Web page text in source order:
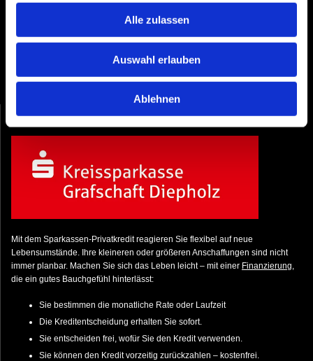
Alle zulassen
Auswahl erlauben
Ablehnen
Fr. von 09.30 - 12.30 & 15:00 - 18:00Uhr
Sa. von 09:30Uhr - 12:30Uhr
Und hier finden Sie die passende Finanzierung:
Mit dem Sparkassen-Privatkredit reagieren Sie flexibel auf neue
Lebensumstände. Ihre kleineren oder größeren Anschaffungen sind nicht
immer planbar. Machen Sie sich das Leben leicht – mit einer Finanzierung,
die ein gutes Bauchgefühl hinterlässt:
Sie bestimmen die monatliche Rate oder Laufzeit
Die Kreditentscheidung erhalten Sie sofort.
Sie entscheiden frei, wofür Sie den Kredit verwenden.
Sie können den Kredit vorzeitig zurückzahlen – kostenfrei.